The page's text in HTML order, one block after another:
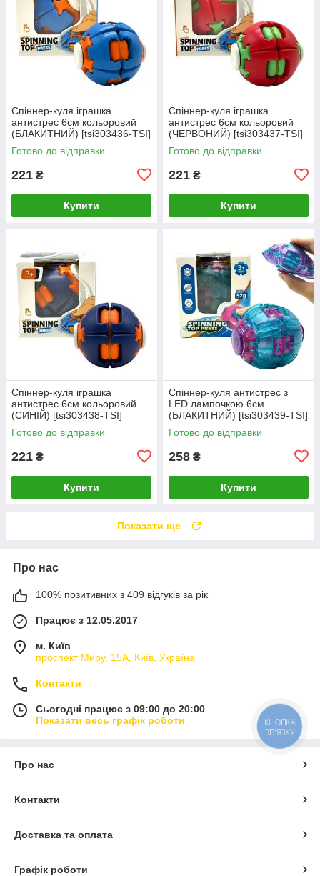
Спіннер-куля іграшка
антистрес 6см кольоровий
(БЛАКИТНИЙ) [tsi303436-TSI]
Готово до відправки
221 ₴
Купити
Спіннер-куля іграшка
антистрес 6см кольоровий
(ЧЕРВОНИЙ) [tsi303437-TSI]
Готово до відправки
221 ₴
Купити
Спіннер-куля іграшка
антистрес 6см кольоровий
(СИНІЙ) [tsi303438-TSI]
Готово до відправки
221 ₴
Купити
Спіннер-куля антистрес з
LED лампочкою 6см
(БЛАКИТНИЙ) [tsi303439-TSI]
Готово до відправки
258 ₴
Купити
Показати ще
Про нас
100% позитивних з 409 відгуків за рік
Працює з 12.05.2017
м. Київ
проспект Миру, 15А, Київ, Україна
Контакти
Сьогодні працює з 09:00 до 20:00
Показати весь графік роботи
Про нас
Контакти
Доставка та оплата
Графік роботи
КНОПКА
ЗВ'ЯЗКУ